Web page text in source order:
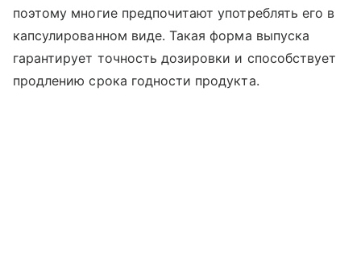
поэтому многие предпочитают употреблять его в
капсулированном виде. Такая форма выпуска
гарантирует точность дозировки и способствует
продлению срока годности продукта.